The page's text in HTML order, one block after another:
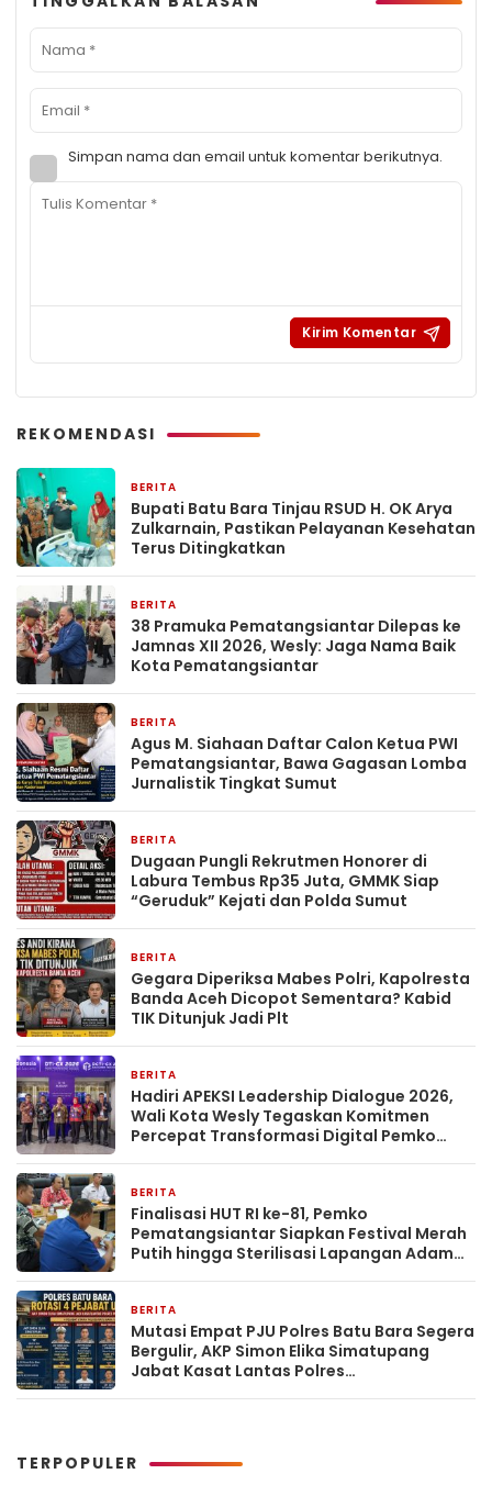
Simpan nama dan email untuk komentar berikutnya.
REKOMENDASI
BERITA
Bupati Batu Bara Tinjau RSUD H. OK Arya
Zulkarnain, Pastikan Pelayanan Kesehatan
Terus Ditingkatkan
BERITA
38 Pramuka Pematangsiantar Dilepas ke
Jamnas XII 2026, Wesly: Jaga Nama Baik
Kota Pematangsiantar
BERITA
Agus M. Siahaan Daftar Calon Ketua PWI
Pematangsiantar, Bawa Gagasan Lomba
Jurnalistik Tingkat Sumut
BERITA
Dugaan Pungli Rekrutmen Honorer di
Labura Tembus Rp35 Juta, GMMK Siap
“Geruduk” Kejati dan Polda Sumut
BERITA
Gegara Diperiksa Mabes Polri, Kapolresta
Banda Aceh Dicopot Sementara? Kabid
TIK Ditunjuk Jadi Plt
BERITA
Hadiri APEKSI Leadership Dialogue 2026,
Wali Kota Wesly Tegaskan Komitmen
Percepat Transformasi Digital Pemko
BERITA
Finalisasi HUT RI ke-81, Pemko
Pematangsiantar Siapkan Festival Merah
Putih hingga Sterilisasi Lapangan Adam
BERITA
Mutasi Empat PJU Polres Batu Bara Segera
Bergulir, AKP Simon Elika Simatupang
Jabat Kasat Lantas Polres
TERPOPULER